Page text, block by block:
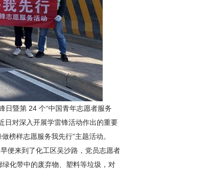
日暨第 24 个“中国青年志愿者服务
日对深入开展学雷锋活动作出的重要
榜样志愿服务我先行”主题活动。
便来到了化工区吴沙路，党员志愿者
化带中的废弃物、塑料等垃圾，对